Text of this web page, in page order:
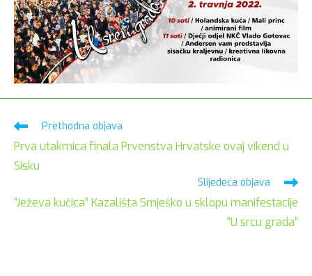
Pročitaj
članaka
Prethodna objava
Prva utakmica finala Prvenstva Hrvatske ovaj vikend u
Sisku
Slijedeća objava
“Ježeva kučica” Kazališta Smješko u sklopu manifestacije
“U srcu grada”